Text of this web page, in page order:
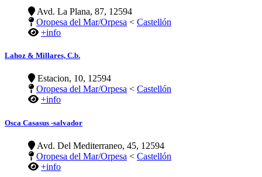
Avd. La Plana, 87, 12594
Oropesa del Mar/Orpesa < Castellón
+info
Lahoz & Millares, C.b.
Estacion, 10, 12594
Oropesa del Mar/Orpesa < Castellón
+info
Osca Casasus -salvador
Avd. Del Mediterraneo, 45, 12594
Oropesa del Mar/Orpesa < Castellón
+info